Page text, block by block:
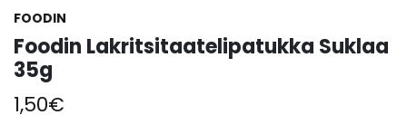
FOODIN
Foodin Lakritsitaatelipatukka Suklaa
35g
1,50€